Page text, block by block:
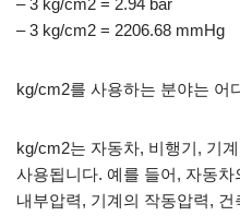
– 3 kg/cm2 = 2.94 bar
– 3 kg/cm2 = 2206.68 mmHg
kg/cm2를 사용하는 분야는 어
kg/cm2는 자동차, 비행기, 기
사용됩니다. 예를 들어, 자동
내부압력, 기계의 작동압력,